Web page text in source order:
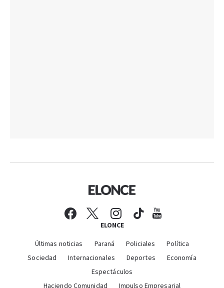
ELONCE
Últimas noticias Paraná Policiales
Política
Sociedad
Internacionales Deportes
Economía
Espectáculos
Haciendo Comunidad
Impulso Empresarial